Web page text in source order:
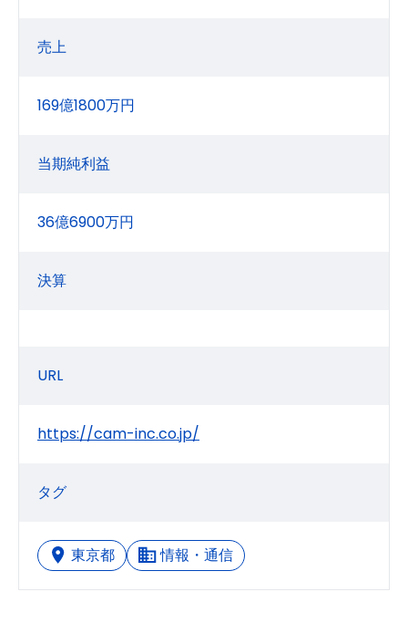
売上
169億1800万円
当期純利益
36億6900万円
決算
URL
https://cam-inc.co.jp/
タグ
東京都 情報・通信